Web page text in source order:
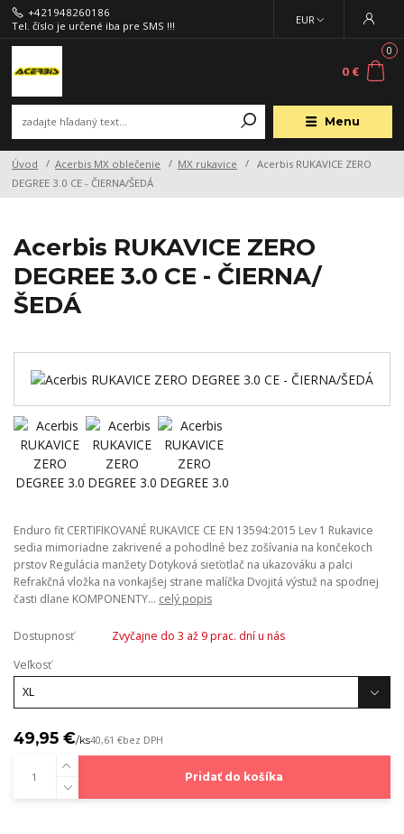
Menu
EUR
+421948260186
Tel. číslo je určené iba pre SMS !!!
0
0 €
Úvod Acerbis MX oblečenie MX rukavice
Acerbis RUKAVICE ZERO
DEGREE 3.0 CE - ČIERNA/ŠEDÁ
Acerbis RUKAVICE ZERO
DEGREE 3.0 CE - ČIERNA/
ŠEDÁ
Enduro fit CERTIFIKOVANÉ RUKAVICE CE EN 13594:2015 Lev 1 Rukavice
sedia mimoriadne zakrivené a pohodlné bez zošívania na končekoch
prstov Regulácia manžety Dotyková sieťotlač na ukazováku a palci
Refrakčná vložka na vonkajšej strane malíčka Dvojitá výstuž na spodnej
časti dlane KOMPONENTY... celý popis
Dostupnosť
Zvyčajne do 3 až 9 prac. dní u nás
Veľkosť
49,95 €/ks40,61 €bez DPH
Pridať do košíka